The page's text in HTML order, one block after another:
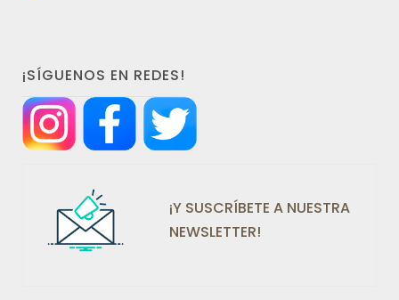
¡SÍGUENOS EN REDES!
¡Y SUSCRÍBETE A NUESTRA
NEWSLETTER!